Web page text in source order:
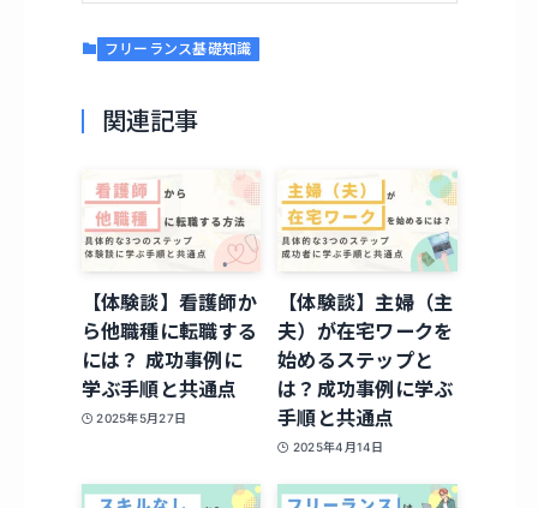
フリーランス基礎知識
関連記事
【体験談】看護師か
ら他職種に転職する
には？ 成功事例に
学ぶ手順と共通点
2025年5月27日
【体験談】主婦（主
夫）が在宅ワークを
始めるステップと
は？成功事例に学ぶ
手順と共通点
2025年4月14日